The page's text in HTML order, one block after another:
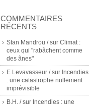
COMMENTAIRES
RÉCENTS
Stan Mandrou /sur Climat :
ceux qui "rabâchent comme
des ânes"
E Levavasseur /sur Incendies
: une catastrophe nullement
imprévisible
B.H. /sur Incendies : une